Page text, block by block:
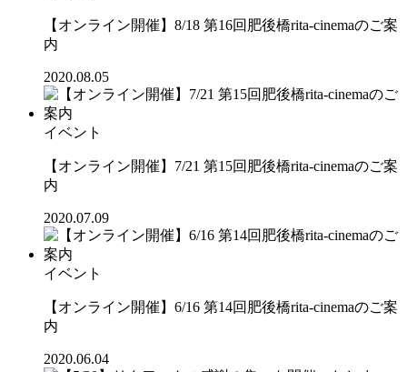
【オンライン開催】8/18 第16回肥後橋rita-cinemaのご案
内
2020.08.05
イベント
【オンライン開催】7/21 第15回肥後橋rita-cinemaのご案
内
2020.07.09
イベント
【オンライン開催】6/16 第14回肥後橋rita-cinemaのご案
内
2020.06.04